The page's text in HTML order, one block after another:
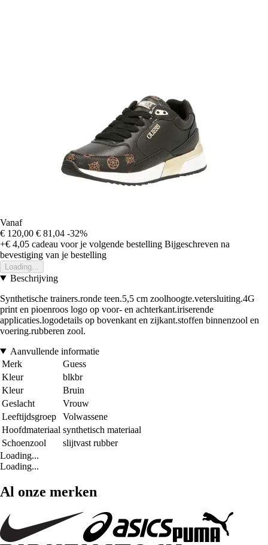
Vanaf
€ 120,00 € 81,04 -32%
+€ 4,05 cadeau voor je volgende bestelling Bijgeschreven na
bevestiging van je bestelling
Loading...
Beschrijving
Synthetische trainers.ronde teen.5,5 cm zoolhoogte.vetersluiting.4G
print en pioenroos logo op voor- en achterkant.iriserende
applicaties.logodetails op bovenkant en zijkant.stoffen binnenzool en
voering.rubberen zool.
Aanvullende informatie
Merk
Guess
Kleur
blkbr
Kleur
Bruin
Geslacht
Vrouw
Leeftijdsgroep
Volwassene
Hoofdmateriaal synthetisch materiaal
Schoenzool
slijtvast rubber
Loading...
Loading...
Al onze merken